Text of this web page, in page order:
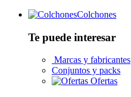
Colchones
Te puede interesar
Marcas y fabricantes
Conjuntos y packs
Ofertas